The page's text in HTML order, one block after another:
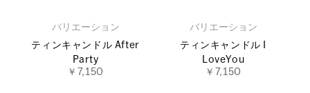
バリエーション
ティンキャンドル After
Party
￥7,150
バリエーション
ティンキャンドル I
LoveYou
￥7,150